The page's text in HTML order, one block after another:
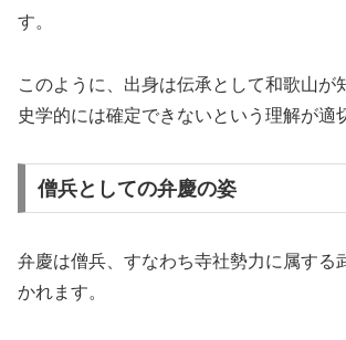
す。
このように、出身は伝承として和歌山が
史学的には確定できないという理解が適
僧兵としての弁慶の姿
弁慶は僧兵、すなわち寺社勢力に属する
かれます。